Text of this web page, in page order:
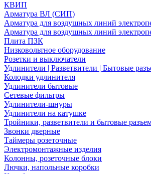
КВИП
Арматура ВЛ (СИП)
Арматура для воздушных линий
Арматура для воздушных линий
Плита ПЗК
Низковольтное оборудование
Розетки и выключатели
Удлинители | Разветвители | Бытовые
Колодки удлинителя
Удлинители бытовые
Сетевые фильтры
Удлинители-шнуры
Удлинители на катушке
Тройники, разветвители и бытовые
Звонки дверные
Таймеры розеточные
Электромонтажные изделия
Колонны, розеточные блоки
Лючки, напольные коробки